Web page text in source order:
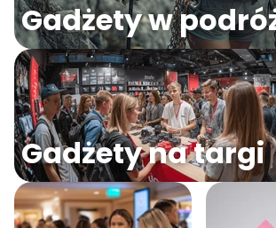
Gadżety w
Gadżety na targi